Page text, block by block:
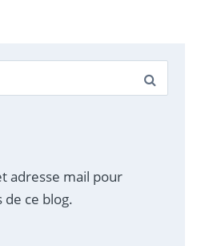
adresse mail pour
ce blog.